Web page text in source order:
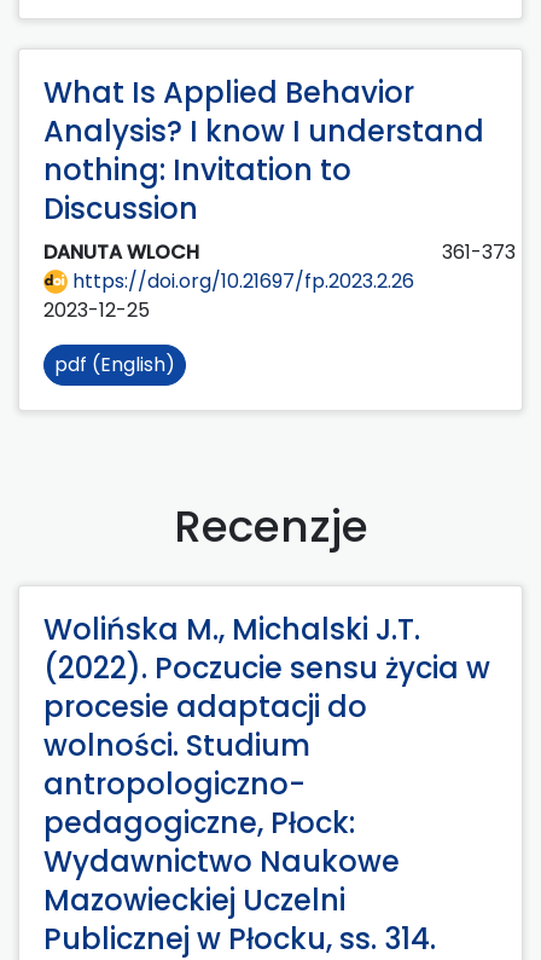
What Is Applied Behavior
Analysis? I know I understand
nothing: Invitation to
Discussion
DANUTA WLOCH
361-373
https://doi.org/10.21697/fp.2023.2.26
2023-12-25
pdf (English)
Recenzje
Wolińska M., Michalski J.T.
(2022). Poczucie sensu życia w
procesie adaptacji do
wolności. Studium
antropologiczno-
pedagogiczne, Płock:
Wydawnictwo Naukowe
Mazowieckiej Uczelni
Publicznej w Płocku, ss. 314.